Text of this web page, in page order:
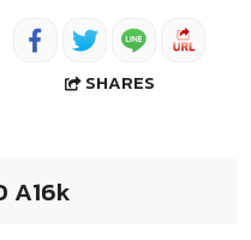
SHARES
A16k